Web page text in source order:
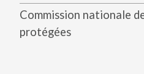
Commission nationale
protégées